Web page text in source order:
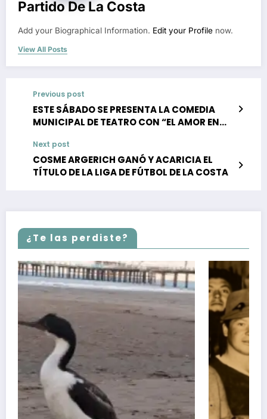
Partido De La Costa
Add your Biographical Information. Edit your Profile now.
View All Posts
Previous post
ESTE SÁBADO SE PRESENTA LA COMEDIA
MUNICIPAL DE TEATRO CON “EL AMOR EN
Next post
COSME ARGERICH GANÓ Y ACARICIA EL
TÍTULO DE LA LIGA DE FÚTBOL DE LA COSTA
¿Te las perdiste?